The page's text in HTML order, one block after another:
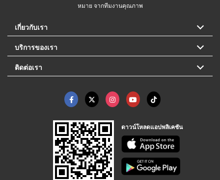
หมาย จากทีมงานคุณภาพ
เกี่ยวกับเรา
บริการของเรา
ติดต่อเรา
ดาวน์โหลดแอปพลิเคชัน